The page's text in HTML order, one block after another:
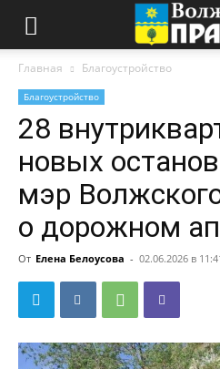
Главная Благоустройство
Благоустройство
28
новых
мэр
о дорожном
От Елена Белоусова - 02.06.2026 в